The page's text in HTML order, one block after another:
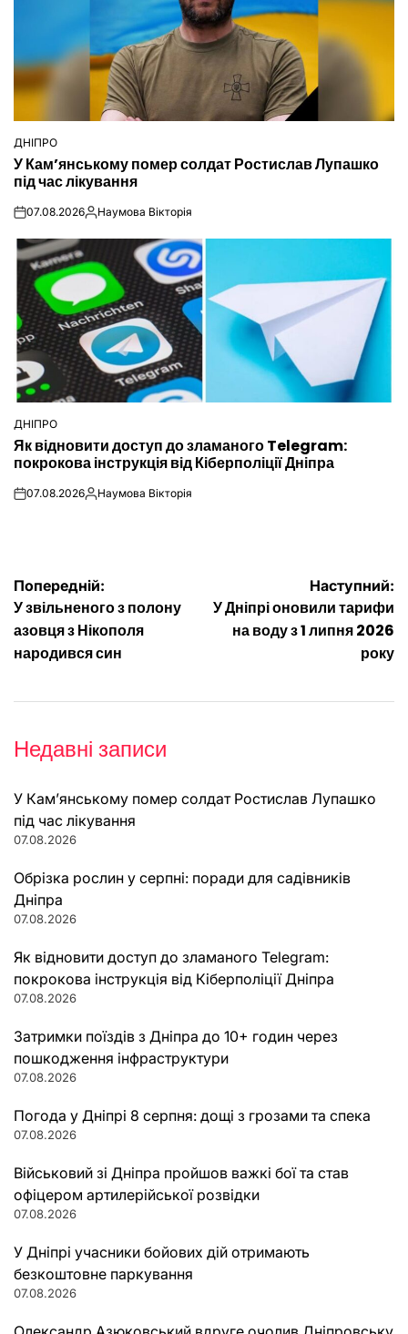
ОПУБЛІКУВАТИ
У
ДНІПРО
У Кам’янському помер солдат Ростислав Лупашко
під час лікування
on07.08.2026Опубліковано
Наумова Вікторія
ОПУБЛІКУВАТИ
У
ДНІПРО
Як відновити доступ до зламаного Telegram:
покрокова інструкція від Кіберполіції Дніпра
on07.08.2026Опубліковано
Наумова Вікторія
Навігація
записів
Попередній:
У звільненого з полону
азовця з Нікополя
народився син
Наступний:
У Дніпрі оновили тарифи
на воду з 1 липня 2026
року
Недавні записи
У Кам’янському помер солдат Ростислав Лупашко
під час лікування
07.08.2026
Обрізка рослин у серпні: поради для садівників
Дніпра
07.08.2026
Як відновити доступ до зламаного Telegram:
покрокова інструкція від Кіберполіції Дніпра
07.08.2026
Затримки поїздів з Дніпра до 10+ годин через
пошкодження інфраструктури
07.08.2026
Погода у Дніпрі 8 серпня: дощі з грозами та спека
07.08.2026
Військовий зі Дніпра пройшов важкі бої та став
офіцером артилерійської розвідки
07.08.2026
У Дніпрі учасники бойових дій отримають
безкоштовне паркування
07.08.2026